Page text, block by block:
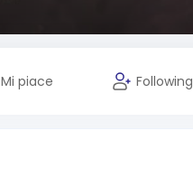
Mi piace Following